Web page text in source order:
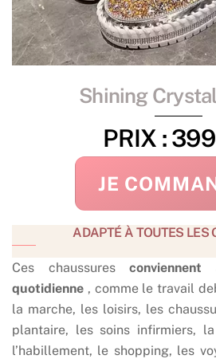
Shining
PRIX :
JE
ADAPTÉ À TOUTES LES
Ces chaussures
quotidienne , comme le travail
la marche, les loisirs, les
plantaire, les soins infirmiers,
l’habillement, le shopping, les